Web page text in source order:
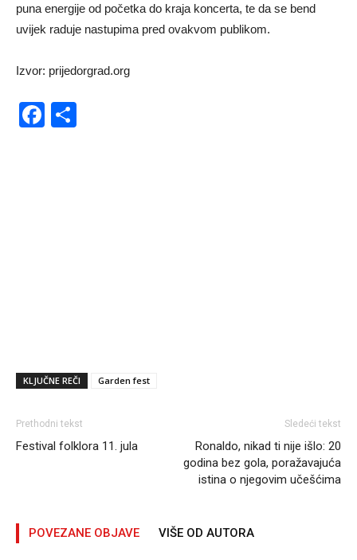
puna energije od početka do kraja koncerta, te da se bend
uvijek raduje nastupima pred ovakvom publikom.
Izvor: prijedorgrad.org
Facebook
KLJUČNE REČI Garden fest
Prethodni tekst
Festival folklora 11. jula
Sledeći tekst
Ronaldo, nikad ti nije išlo: 20
godina bez gola, poražavajuća
istina o njegovim učešćima
POVEZANE OBJAVE VIŠE OD AUTORA